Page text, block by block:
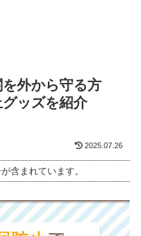
外から守る方
ッズを紹介
2025.07.26
含まれています。